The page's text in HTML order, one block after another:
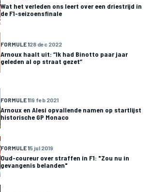
Wat het verleden ons leert over een driestrijd in
de F1-seizoensfinale
FORMULE 128 dec 2022
Arnoux haalt uit: “Ik had Binotto paar jaar
geleden al op straat gezet”
FORMULE 119 feb 2021
Arnoux en Alesi opvallende namen op startlijst
historische GP Monaco
FORMULE 15 jul 2019
Oud-coureur over straffen in F1: "Zou nu in
gevangenis belanden"